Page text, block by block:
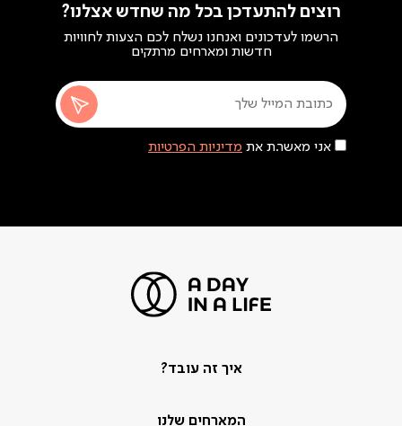
רוצים להתעדכן בכל מה שחדש אצלנו?
הרשמו לעדכונים ואנחנו נשלח לכם הצעות לחוויות
חדשות ומארחים מרתקים
אני מאשר.ת את מדיניות הפרטיות
איך זה עובד?
המארחים שלנו